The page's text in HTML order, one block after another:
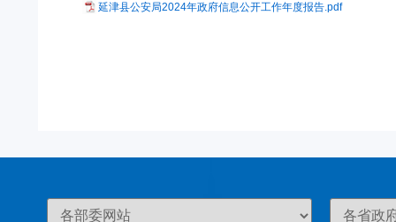
延津县公安局2024年政府信息公开工作年度报告.pdf